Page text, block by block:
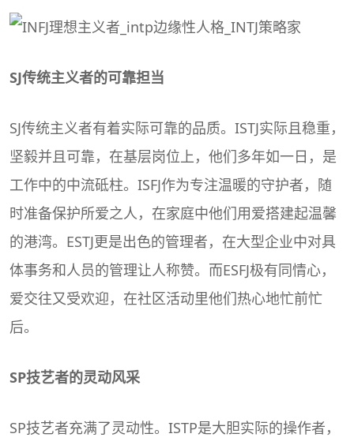
SJ传统主义者的可靠担当
SJ传统主义者有着实际可靠的品质。ISTJ实际且稳重，
坚毅并且可靠，在基层岗位上，他们多年如一日，是
工作中的中流砥柱。ISFJ作为专注温暖的守护者，随
时准备保护所爱之人，在家庭中他们用爱搭建起温馨
的港湾。ESTJ更是出色的管理者，在大型企业中对具
体事务和人员的管理让人称赞。而ESFJ极有同情心，
爱交往又受欢迎，在社区活动里他们热心地忙前忙
后。
SP技艺者的灵动风采
SP技艺者充满了灵动性。ISTP是大胆实际的操作者，